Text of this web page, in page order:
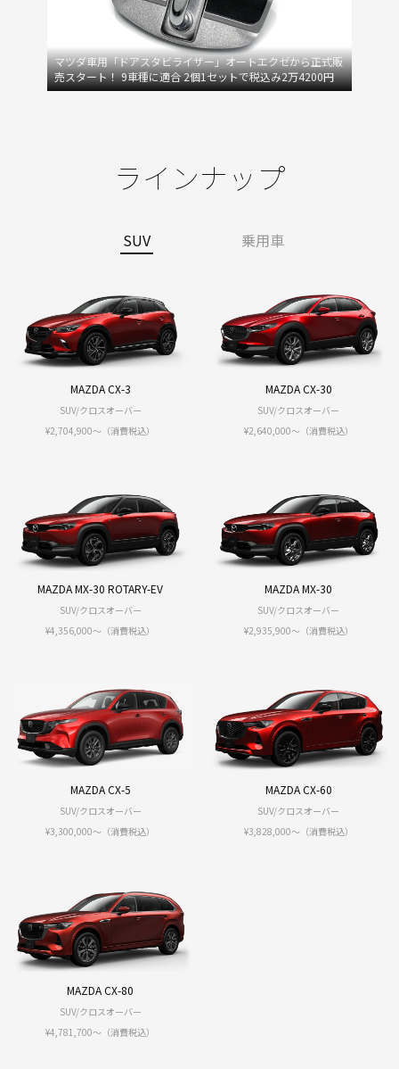
マツダ車用「ドアスタビライザー」オートエクゼから正式販
売スタート！ 9車種に適合 2個1セットで税込み2万4200円
ラインナップ
SUV 乗用車
MAZDA CX-3
SUV/クロスオーバー
¥2,704,900～（消費税込）
MAZDA CX-30
SUV/クロスオーバー
¥2,640,000〜（消費税込）
MAZDA MX-30 ROTARY-EV
SUV/クロスオーバー
¥4,356,000〜（消費税込）
MAZDA MX-30
SUV/クロスオーバー
¥2,935,900〜（消費税込）
MAZDA CX-5
SUV/クロスオーバー
¥3,300,000〜（消費税込）
MAZDA CX-60
SUV/クロスオーバー
¥3,828,000〜（消費税込）
MAZDA CX-80
SUV/クロスオーバー
¥4,781,700〜（消費税込）